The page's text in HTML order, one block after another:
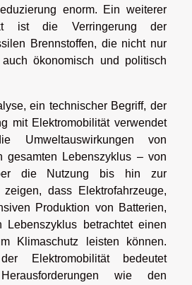
enorm. Ein weiterer
ist die Verringerung der
Brennstoffen, die nicht nur
ökonomisch und politisch
ein technischer Begriff, der
mit Elektromobilität verwendet
Umweltauswirkungen von
gesamten Lebenszyklus – von
die Nutzung bis hin zur
dass Elektrofahrzeuge,
Produktion von Batterien,
Lebenszyklus betrachtet einen
Klimaschutz leisten können.
Elektromobilität bedeutet
wie den